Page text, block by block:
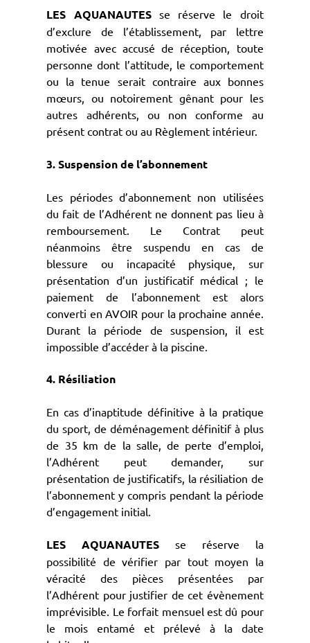
LES AQUANAUTESse réserve le droit
d’exclure de l’établissement, par lettre
motivée avec accusé de réception, toute
personne dont l’attitude, le comportement
ou la tenue serait contraire aux bonnes
mœurs, ou notoirement gênant pour les
autres adhérents, ou non conforme au
présent contrat ou au Règlement intérieur.
3. Suspension de l’abonnement
Les périodes d’abonnement non utilisées
du fait de l’Adhérent ne donnent pas lieu à
remboursement. Le Contrat peut
néanmoins être suspendu en cas de
blessure ou incapacité physique, sur
présentation d’un justificatif médical ; le
paiement de l’abonnement est alors
converti en AVOIR pour la prochaine année.
Durant la période de suspension, il est
impossible d’accéder à la piscine.
4. Résiliation
En cas d’inaptitude définitive à la pratique
du sport, de déménagement définitif à plus
de 35 km de la salle, de perte d’emploi,
l’Adhérent peut demander, sur
présentation de justificatifs, la résiliation de
l’abonnement y compris pendant la période
d’engagement initial.
LES AQUANAUTES se réserve la
possibilité de vérifier par tout moyen la
véracité des pièces présentées par
l’Adhérent pour justifier de cet évènement
imprévisible. Le forfait mensuel est dû pour
le mois entamé et prélevé à la date